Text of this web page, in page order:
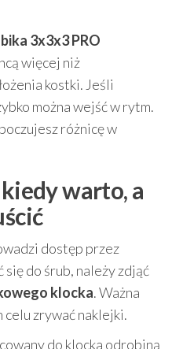
3x3x3 PRO
więcej niż
kostki. Jeśli
można wejść w rytm.
różnicę w
warto, a
dostęp przez
do śrub, należy zdjąć
klocka. Ważna
celu zrywać naklejki.
do klocka odrobiną